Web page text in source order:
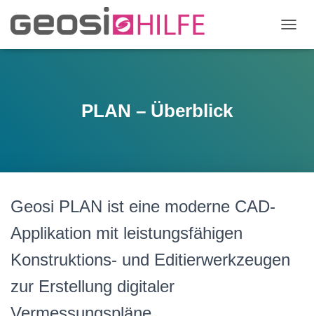
A
T
PLAN – Überblick
Geosi PLAN ist eine moderne CAD-
Applikation mit leistungsfähigen
Konstruktions- und Editierwerkzeugen
zur Erstellung digitaler